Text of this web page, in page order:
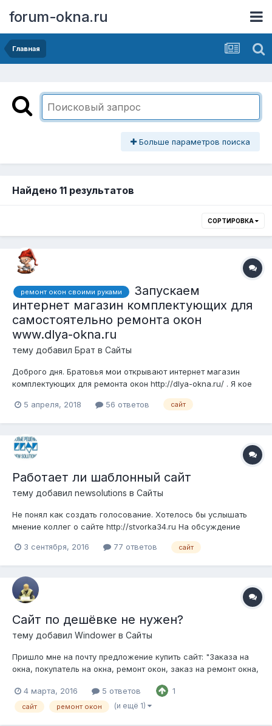
forum-okna.ru
Главная
Больше параметров поиска
Найдено 11 результатов
СОРТИРОВКА
ремонт окон своими руками
Запускаем
интернет магазин комплектующих для
самостоятельно ремонта окон
www.dlya-okna.ru
тему добавил Брат в Сайты
Доброго дня. Братовья мои открывают интернет магазин
комплектующих для ремонта окон http://dlya-okna.ru/ . Я кое
сообщества: по юзабилити сайта по наполнению сайта по
5 апреля, 2018 56 ответов сайт
Работает ли шаблонный сайт
тему добавил newsolutions в Сайты
Не понял как создать голосование. Хотелось бы услышать
мнение коллег о сайте http://stvorka34.ru На обсуждение
привлечения уникальных клиентов из интернета? Сайты по
клиентов? Есть...
3 сентября, 2016 77 ответов сайт
Сайт по дешёвке не нужен?
тему добавил Windower в Сайты
Пришло мне на почту предложение купить сайт: "Заказа на
окна, покупатель на окна, ремонт окон, заказ на ремонт окна,
оконной компании. 3000 рублей. Посмотреть сайт
(http://okna.avers-modul.pw/) Я и забросил свой e-mail для
4 марта, 2016 5 ответов 1
сайт ремонт окон (и ещё 1)